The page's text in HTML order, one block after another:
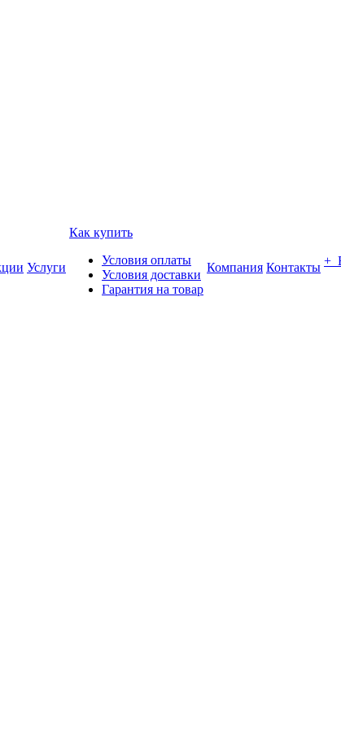
Услуги
Как купить
Условия оплаты
Условия доставки
Гарантия на товар
Компания Контакты +